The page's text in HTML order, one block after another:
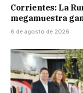
Corrientes: La
megamuestra
6 de agosto de 2026